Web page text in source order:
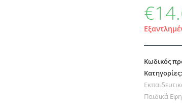
€
Κωδικός
Παιδικά